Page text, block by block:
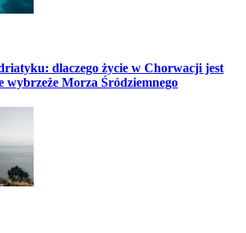
dlaczego życie w Chorwacji jest
wybrzeże Morza Śródziemnego